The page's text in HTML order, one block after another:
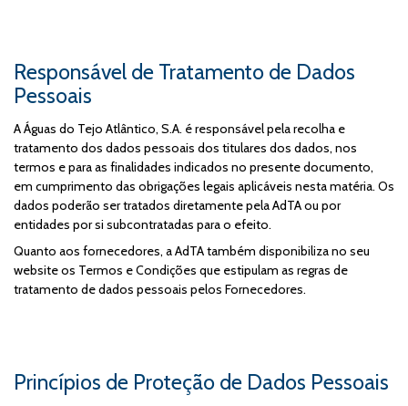
Responsável de Tratamento de Dados
Pessoais
A Águas do Tejo Atlântico, S.A. é responsável pela recolha e
tratamento dos dados pessoais dos titulares dos dados, nos
termos e para as finalidades indicados no presente documento,
em cumprimento das obrigações legais aplicáveis nesta matéria. Os
dados poderão ser tratados diretamente pela AdTA ou por
entidades por si subcontratadas para o efeito.
Quanto aos fornecedores, a AdTA também disponibiliza no seu
website os Termos e Condições que estipulam as regras de
tratamento de dados pessoais pelos Fornecedores.
Princípios de Proteção de Dados Pessoais